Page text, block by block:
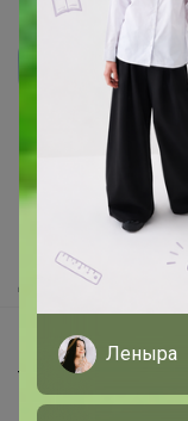
Как здесь все
Как сделать заказ?
Доставка
Шоурумы
Торговые марки
Леныра